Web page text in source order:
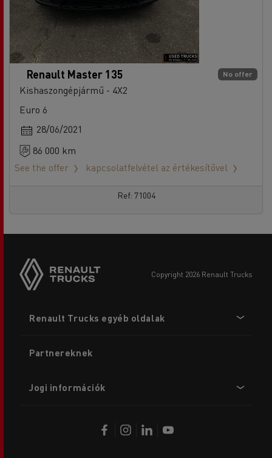
No offer
Renault Master 135
Kishaszongépjármű - 4X2
Euro 6
28/06/2021
86 000 km
See the offer
kapcsolatfelvétel az értékesítővel
Ref: 71004
copyright 2026 Renault Trucks
menu
Renault Trucks egyéb oldalak
Partnereknek
Jogi információk